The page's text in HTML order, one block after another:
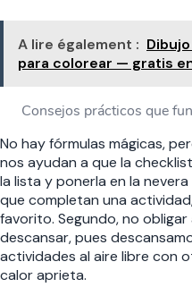
A lire également :
para colorear — gratis
Consejos prácticos que
No hay fórmulas mágicas,
nos ayudan a que la
la lista y ponerla en la
que completan una
favorito. Segundo, no
descansar, pues
actividades al aire libre con
calor aprieta.